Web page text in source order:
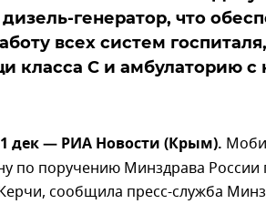
генератор, что
всех систем
класса С и амбулаторию
— РИА Новости (Крым).
по поручению Минздрава
сообщила пресс-служба